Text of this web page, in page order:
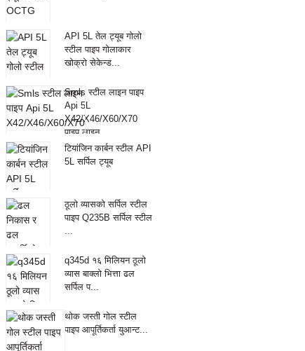
API 5L तेल ट्यूब गोलो
स्टील पाइप गोलाकार
खोक्रो सेकेन्ड...
Smls स्टील लाइन पाइप
Api 5L
X42/X46/X60/X70
पाइप लाइन
टियांजिन कार्बन स्टील API
5L सर्पिल ट्यूब
ठूलो व्यासको सर्पिल स्टील
पाइप Q235B सर्पिल स्टील
...
q345d १६ मिलियन ठूलो
व्यास बाक्लो भित्ता ढल
सर्पिल प...
थोक जस्ती गोल स्टील
पाइप आपूर्तिकर्ता युआन्ट...